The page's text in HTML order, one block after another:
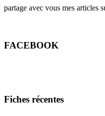
partage avec vous mes articles
FACEBOOK
Fiches récentes